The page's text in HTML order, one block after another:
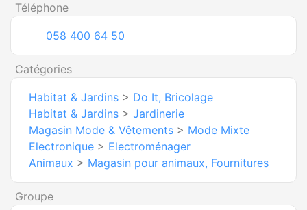
Téléphone
058 400 64 50
Catégories
Habitat & Jardins > Do It, Bricolage
Habitat & Jardins > Jardinerie
Magasin Mode & Vêtements > Mode Mixte
Electronique > Electroménager
Animaux > Magasin pour animaux, Fournitures
Groupe